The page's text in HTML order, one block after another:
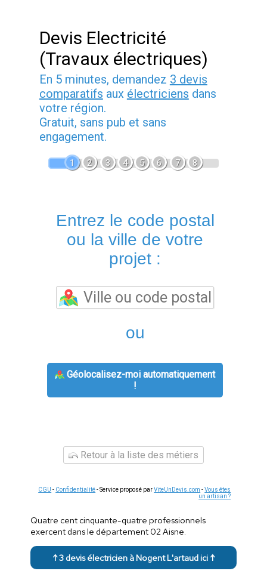
Devis Electricité
(Travaux électriques)
En 5 minutes, demandez 3 devis
comparatifs aux électriciens dans
votre région.
Gratuit, sans pub et sans
engagement.
1 2 3 4 5 6 7 8
Entrez le code postal
ou la ville de votre
projet :
ou
Géolocalisez-moi automatiquement
!
Retour à la liste des métiers
CGU - Confidentialité- Service proposé parViteUnDevis.com -Vous êtes
un artisan ?
Quatre cent cinquante-quatre professionnels
exercent dans le département 02 Aisne.
↑ 3 devis électricien à Nogent L'artaud ici ↑